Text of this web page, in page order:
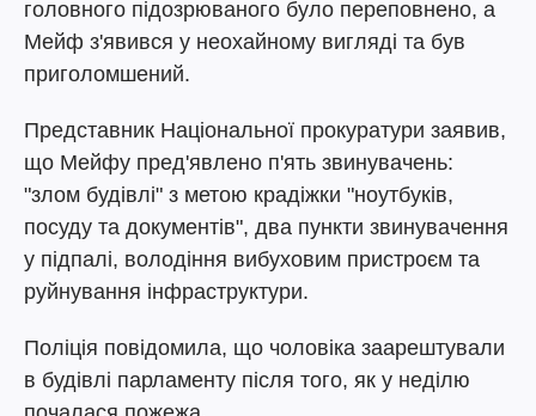
головного підозрюваного було переповнено, а
Мейф з'явився у неохайному вигляді та був
приголомшений.
Представник Національної прокуратури заявив,
що Мейфу пред'явлено п'ять звинувачень:
"злом будівлі" з метою крадіжки "ноутбуків,
посуду та документів", два пункти звинувачення
у підпалі, володіння вибуховим пристроєм та
руйнування інфраструктури.
Поліція повідомила, що чоловіка заарештували
в будівлі парламенту після того, як у неділю